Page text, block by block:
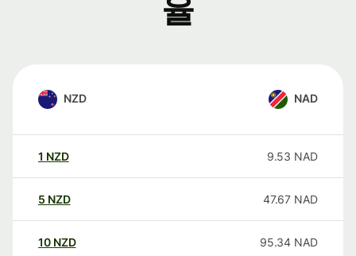
율
NZD NAD
1 NZD 9.53 NAD
5 NZD 47.67 NAD
10 NZD 95.34 NAD